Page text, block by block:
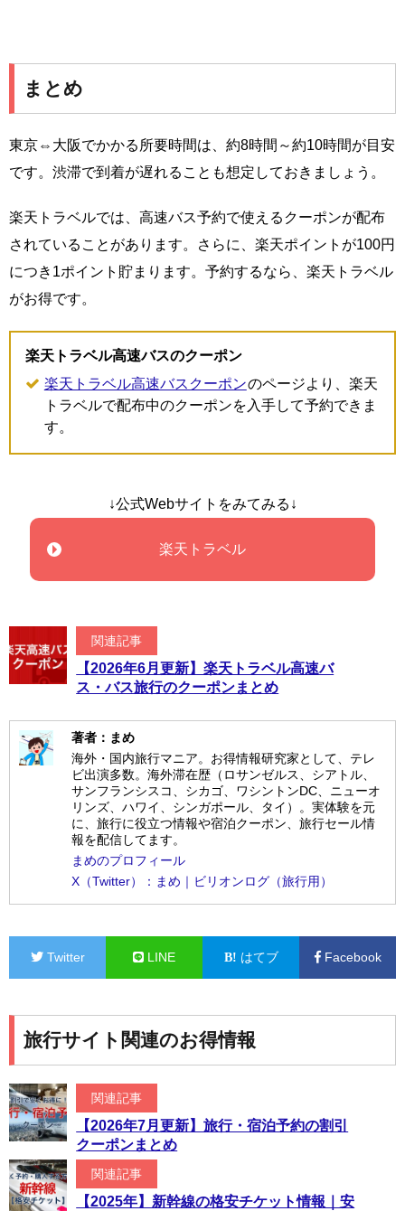
まとめ
東京⇔大阪でかかる所要時間は、約8時間～約10時間が目安
です。渋滞で到着が遅れることも想定しておきましょう。
楽天トラベルでは、高速バス予約で使えるクーポンが配布
されていることがあります。さらに、楽天ポイントが100円
につき1ポイント貯まります。予約するなら、楽天トラベル
がお得です。
楽天トラベル高速バスのクーポン
楽天トラベル高速バスクーポンのページより、楽天
トラベルで配布中のクーポンを入手して予約できま
す。
↓公式Webサイトをみてみる↓
楽天トラベル
関連記事
【2026年6月更新】楽天トラベル高速バ
ス・バス旅行のクーポンまとめ
著者：まめ
海外・国内旅行マニア。お得情報研究家として、テレ
ビ出演多数。海外滞在歴（ロサンゼルス、シアトル、
サンフランシスコ、シカゴ、ワシントンDC、ニューオ
リンズ、ハワイ、シンガポール、タイ）。実体験を元
に、旅行に役立つ情報や宿泊クーポン、旅行セール情
報を配信してます。
まめのプロフィール
X（Twitter）：まめ｜ビリオンログ（旅行用）
Twitter LINE はてブ Facebook
旅行サイト関連のお得情報
関連記事
【2026年7月更新】旅行・宿泊予約の割引
クーポンまとめ
関連記事
【2025年】新幹線の格安チケット情報｜安